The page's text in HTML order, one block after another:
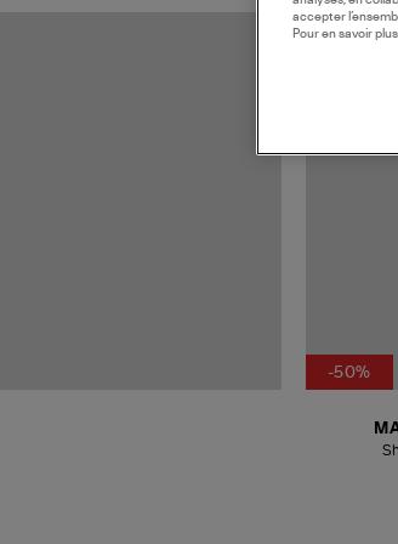
-50%
accepter
Pour en savoir